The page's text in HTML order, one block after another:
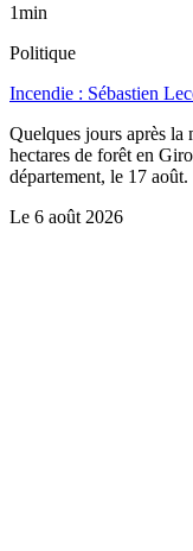
1min
Politique
Incendie : Sébastien
Quelques jours après
hectares de forêt en
département, le 17 août.
Le 6 août 2026